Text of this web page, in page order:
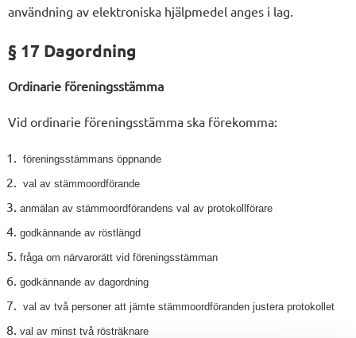
användning av elektroniska hjälpmedel anges i lag.
§ 17 Dagordning
Ordinarie föreningsstämma
Vid ordinarie föreningsstämma ska förekomma:
föreningsstämmans öppnande
val av stämmoordförande
anmälan av stämmoordförandens val av protokollförare
godkännande av röstlängd
fråga om närvarorätt vid föreningsstämman
godkännande av dagordning
val av två personer att jämte stämmoordföranden justera protokollet
val av minst två rösträknare